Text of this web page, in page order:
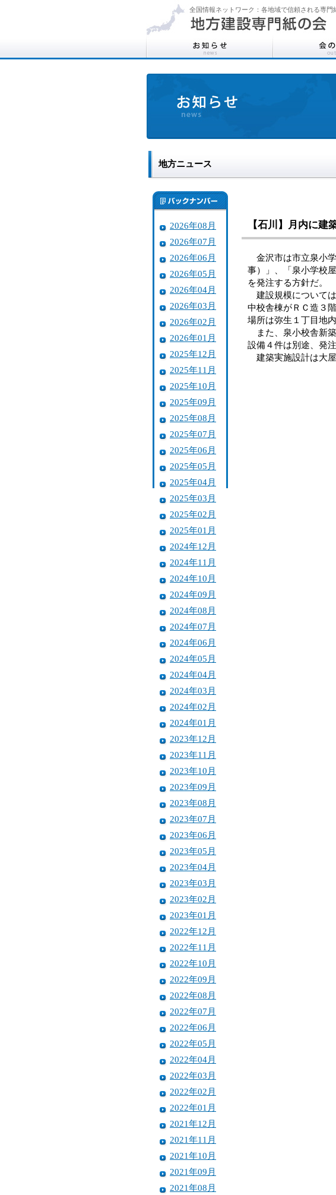
全国情報ネットワーク：各地域で信頼される専門
地方ニュース
2026年08月
2026年07月
2026年06月
2026年05月
2026年04月
2026年03月
2026年02月
2026年01月
2025年12月
2025年11月
2025年10月
2025年09月
2025年08月
2025年07月
2025年06月
2025年05月
2025年04月
2025年03月
2025年02月
2025年01月
2024年12月
2024年11月
2024年10月
2024年09月
2024年08月
2024年07月
2024年06月
2024年05月
2024年04月
2024年03月
2024年02月
2024年01月
2023年12月
2023年11月
2023年10月
2023年09月
2023年08月
2023年07月
2023年06月
2023年05月
2023年04月
2023年03月
2023年02月
2023年01月
2022年12月
2022年11月
2022年10月
2022年09月
2022年08月
2022年07月
2022年06月
2022年05月
2022年04月
2022年03月
2022年02月
2022年01月
2021年12月
2021年11月
2021年10月
2021年09月
2021年08月
【石川】月内に
金沢市は市立泉小
事）」、「泉小学校
を発注する方針だ。
建設規模について
中校舎棟がＲＣ造３
場所は弥生１丁目地内
また、泉小校舎新
設備４件は別途、発注
建築実施設計は大屋